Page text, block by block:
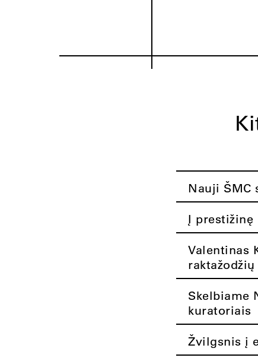
Nauji ŠMC
Į prestižinę
Valentinas
raktažodžių
Skelbiame
kuratoriais
Žvilgsnis į